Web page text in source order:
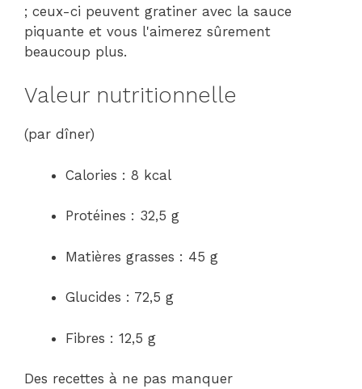
; ceux-ci peuvent gratiner avec la sauce
piquante et vous l'aimerez sûrement
beaucoup plus.
Valeur nutritionnelle
(par dîner)
Calories : 8 kcal
Protéines : 32,5 g
Matières grasses : 45 g
Glucides : 72,5 g
Fibres : 12,5 g
Des recettes à ne pas manquer